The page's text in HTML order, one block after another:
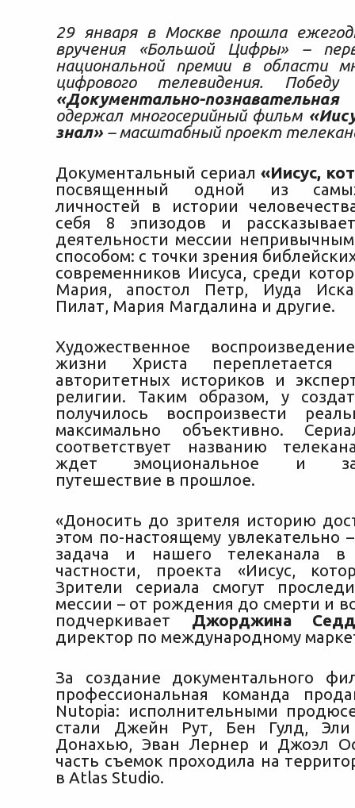
29 января в Москве прошла
вручения «Большой Цифры» –
национальной премии в области
цифрового телевидения.
«Документально-
одержалмногосерийный фильм
знал» – масштабный проект
Документальный сериал«Иисус,
посвященный одной из
личностей в истории
себя 8 эпизодов и
деятельности мессии
способом: с точки зрения
современников Иисуса, среди
Мария, апостол Петр, Иуда
Пилат, Мария Магдалина и другие.
Художественное
жизни Христа
авторитетных историков и
религии. Таким образом, у
получилось воспроизвести
максимально объективно.
соответствует названию
ждет эмоциональное и
путешествие в прошлое.
«Доносить до зрителя историю
этом по-настоящему увлекательно
задача и нашего телеканала
частности, проекта «Иисус,
Зрители сериала смогут
мессии – от рождения до смерти и
подчеркивает Джорджина
директор по международному
За создание документального
профессиональная команда
Nutopia: исполнительными
стали Джейн Рут, Бен Гулд,
Донахью, Эван Лернер и Джоэл
часть съемок проходила на
в Atlas Studio.